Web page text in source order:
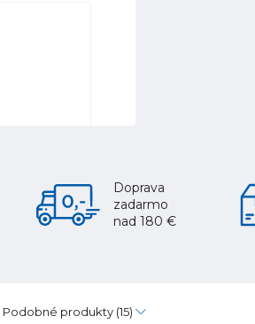
Doprava
zadarmo
nad 180 €
Podobné produkty (15)